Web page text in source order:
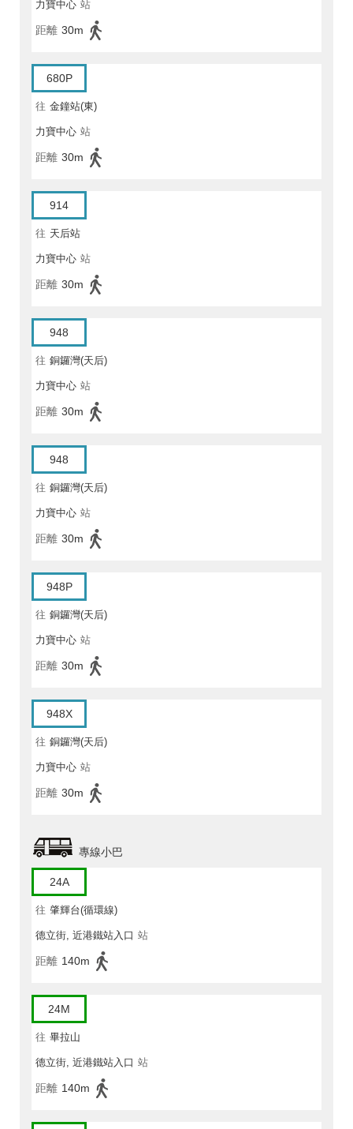
力寶中心 站
距離 30m
680P
往 金鐘站(東)
力寶中心 站
距離 30m
914
往 天后站
力寶中心 站
距離 30m
948
往 銅鑼灣(天后)
力寶中心 站
距離 30m
948
往 銅鑼灣(天后)
力寶中心 站
距離 30m
948P
往 銅鑼灣(天后)
力寶中心 站
距離 30m
948X
往 銅鑼灣(天后)
力寶中心 站
距離 30m
專線小巴
24A
往 肇輝台(循環線)
德立街, 近港鐵站入口 站
距離 140m
24M
往 畢拉山
德立街, 近港鐵站入口 站
距離 140m